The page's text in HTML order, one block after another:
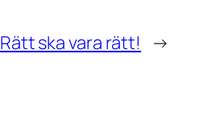
Rätt ska vara rätt! →